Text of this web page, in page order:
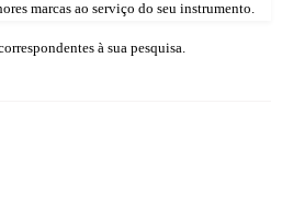
marcas ao serviço do seu instrumento.
à sua pesquisa.